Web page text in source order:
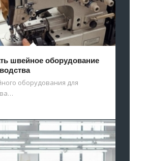
швейное оборудование
оборудования для